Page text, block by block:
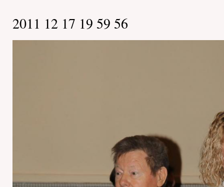
2011 12 17 19 59 56